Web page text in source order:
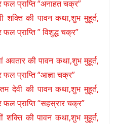
प्राप्ति “अनाहत चक्र”
शक्ति की पावन कथा,शुभ मुहूर्त,
प्राप्ति ” विशुद्ध चक्र”
अवतार की पावन कथा,शुभ मुहूर्त,
प्राप्ति “आज्ञा चक्र”
देवी की पावन कथा,शुभ मुहूर्त,
प्राप्ति “सहस्रार चक्र”
शक्ति की पावन कथा,शुभ मुहूर्त,